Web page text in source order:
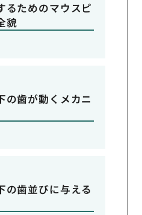
るためのマウスピ
貌
の歯が動くメカニ
の歯並びに与える